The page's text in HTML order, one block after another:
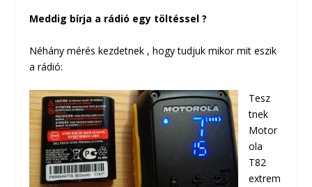
Meddig bírja a rádió egy töltéssel ?
Néhány mérés kezdetnek , hogy tudjuk mikor mit eszik
a rádió:
Tesz
tnek
Motor
ola
T82
extrem